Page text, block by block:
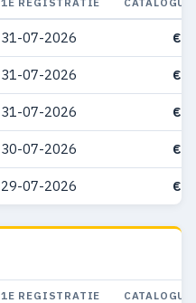
31-07-2026 €
31-07-2026 €
31-07-2026 €
30-07-2026 €
29-07-2026 €
1E REGISTRATIE